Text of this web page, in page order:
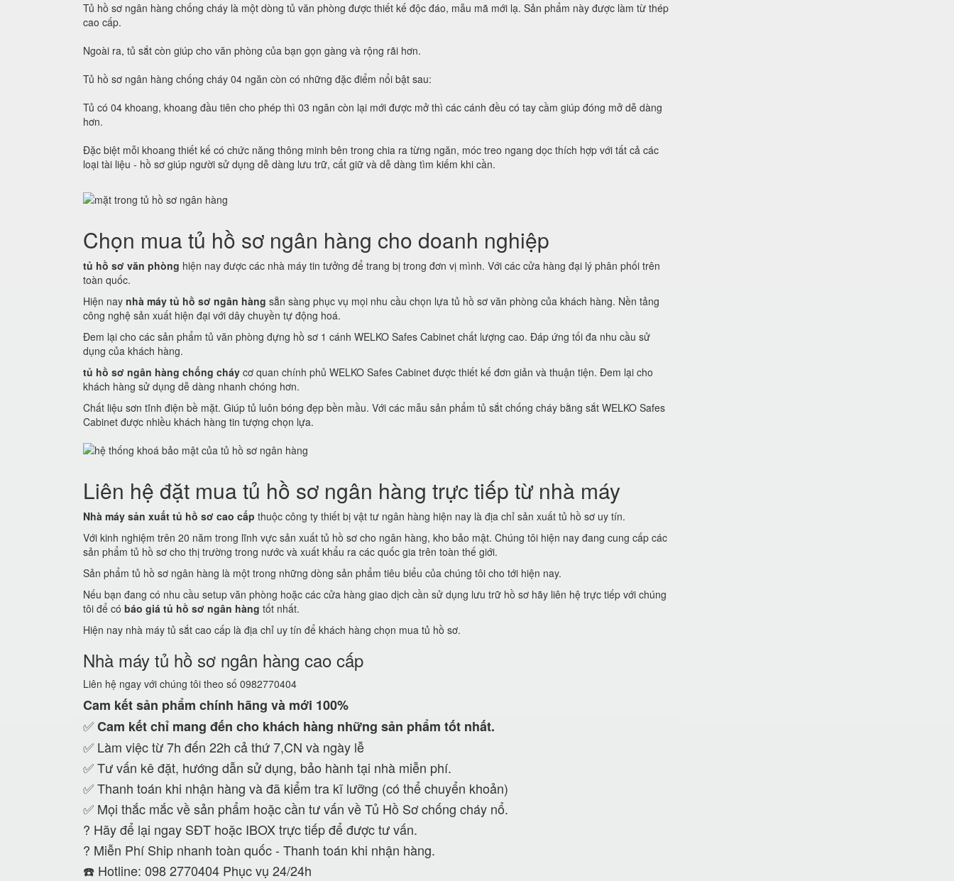
Tủ hồ sơ ngân hàng chống cháy là một dòng tủ văn phòng được thiết kế độc đáo, mẫu mã mới lạ. Sản phẩm này được làm từ thép
cao cấp.
Ngoài ra, tủ sắt còn giúp cho văn phòng của bạn gọn gàng và rộng rãi hơn.
Tủ hồ sơ ngân hàng chống cháy 04 ngăn còn có những đặc điểm nổi bật sau:
Tủ có 04 khoang, khoang đầu tiên cho phép thì 03 ngăn còn lại mới được mở thì các cánh đều có tay cầm giúp đóng mở dễ dàng
hơn.
Đặc biệt mỗi khoang thiết kế có chức năng thông minh bên trong chia ra từng ngăn, móc treo ngang dọc thích hợp với tất cả các
loại tài liệu - hồ sơ giúp người sử dụng dễ dàng lưu trữ, cất giữ và dễ dàng tìm kiếm khi cần.
Chọn mua tủ hồ sơ ngân hàng cho doanh nghiệp
tủ hồ sơ văn phòng hiện nay được các nhà máy tin tưởng để trang bị trong đơn vị mình. Với các cửa hàng đại lý phân phối trên
toàn quốc.
Hiện nay nhà máy tủ hồ sơ ngân hàng sẵn sàng phục vụ mọi nhu cầu chọn lựa tủ hồ sơ văn phòng của khách hàng. Nền tảng
công nghệ sản xuất hiện đại với dây chuyền tự động hoá.
Đem lại cho các sản phẩm tủ văn phòng đựng hồ sơ 1 cánh WELKO Safes Cabinet chất lượng cao. Đáp ứng tối đa nhu cầu sử
dụng của khách hàng.
tủ hồ sơ ngân hàng chống cháy cơ quan chính phủ WELKO Safes Cabinet được thiết kế đơn giản và thuận tiện. Đem lại cho
khách hàng sử dụng dễ dàng nhanh chóng hơn.
Chất liệu sơn tĩnh điện bề mặt. Giúp tủ luôn bóng đẹp bền mầu. Với các mẫu sản phẩm tủ sắt chống cháy bằng sắt WELKO Safes
Cabinet được nhiều khách hàng tin tượng chọn lựa.
Liên hệ đặt mua tủ hồ sơ ngân hàng trực tiếp từ nhà máy
Nhà máy sản xuất tủ hồ sơ cao cấp thuộc công ty thiết bị vật tư ngân hàng hiện nay là địa chỉ sản xuất tủ hồ sơ uy tín.
Với kinh nghiệm trên 20 năm trong lĩnh vực sản xuất tủ hồ sơ cho ngân hàng, kho bảo mật. Chúng tôi hiện nay đang cung cấp các
sản phẩm tủ hồ sơ cho thị trường trong nước và xuất khẩu ra các quốc gia trên toàn thế giới.
Sản phẩm tủ hồ sơ ngân hàng là một trong những dòng sản phẩm tiêu biểu của chúng tôi cho tới hiện nay.
Nếu bạn đang có nhu cầu setup văn phòng hoặc các cửa hàng giao dịch cần sử dụng lưu trữ hồ sơ hãy liên hệ trực tiếp với chúng
tôi để có báo giá tủ hồ sơ ngân hàng tốt nhất.
Hiện nay nhà máy tủ sắt cao cấp là địa chỉ uy tín để khách hàng chọn mua tủ hồ sơ.
Nhà máy tủ hồ sơ ngân hàng cao cấp
Liên hệ ngay với chúng tôi theo số 0982770404
Cam kếtsản phẩm chính hãng và mới 100%
✅Cam kếtchỉ mang đến cho khách hàng những sản phẩm tốt nhất.
✅ Làm việc từ 7h đến 22h cả thứ 7,CN và ngày lễ
✅ Tư vấn kê đặt, hướng dẫn sử dụng, bảo hành tại nhà miễn phí.
✅ Thanh toán khi nhận hàng và đã kiểm tra kĩ lưỡng (có thể chuyển khoản)
✅ Mọi thắc mắc về sản phẩm hoặc cần tư vấn về Tủ Hồ Sơ chống cháy nổ.
? Hãy để lại ngay SĐT hoặc IBOX trực tiếp để được tư vấn.
? Miễn Phí Ship nhanh toàn quốc - Thanh toán khi nhận hàng.
☎️ Hotline: 098 2770404 Phục vụ 24/24h